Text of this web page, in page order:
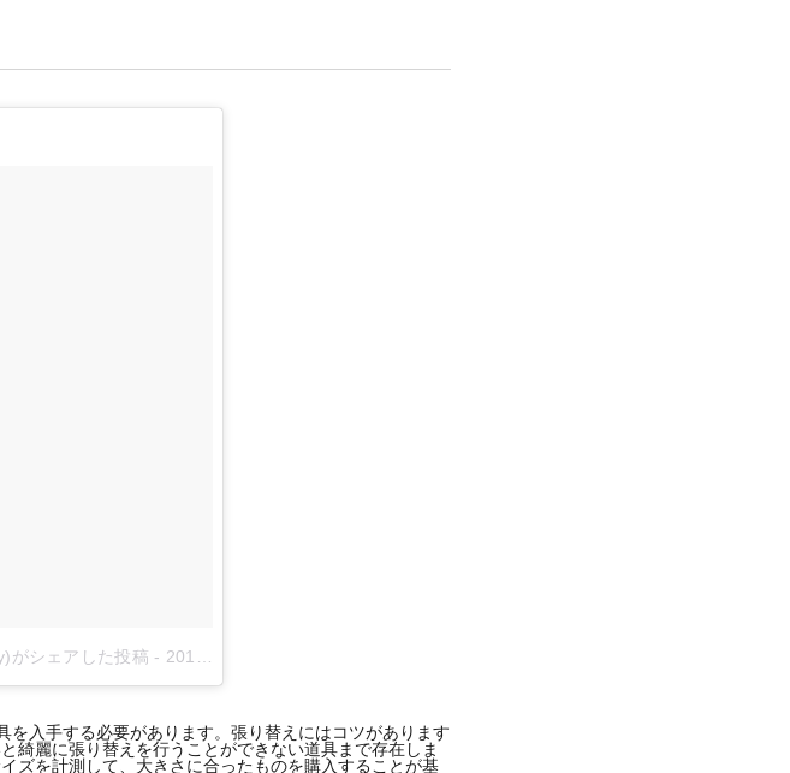
がシェアした投稿 - 2018年 7月月27日午前6時17分PDT
入手する必要があります。張り替えにはコツがあります
綺麗に張り替えを行うことができない道具まで存在しま
ズを計測して、大きさに合ったものを購入することが基